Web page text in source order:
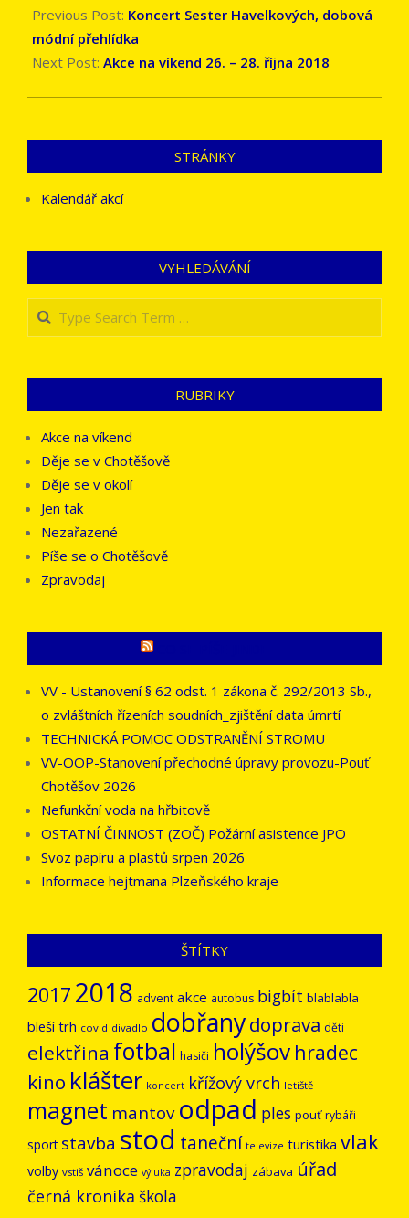
10-
22
Previous Post: Koncert Sester Havelkových, dobová
módní přehlídka
Next Post: Akce na víkend 26. – 28. října 2018
STRÁNKY
Kalendář akcí
VYHLEDÁVÁNÍ
Search
RUBRIKY
Akce na víkend
Děje se v Chotěšově
Děje se v okolí
Jen tak
Nezařazené
Píše se o Chotěšově
Zpravodaj
VV - Ustanovení § 62 odst. 1 zákona č. 292/2013 Sb.,
o zvláštních řízeních soudních_zjištění data úmrtí
TECHNICKÁ POMOC ODSTRANĚNÍ STROMU
VV-OOP-Stanovení přechodné úpravy provozu-Pouť
Chotěšov 2026
Nefunkční voda na hřbitově
OSTATNÍ ČINNOST (ZOČ) Požární asistence JPO
Svoz papíru a plastů srpen 2026
Informace hejtmana Plzeňského kraje
ŠTÍTKY
2017 2018 advent akce autobus bigbít blablabla
bleší trh covid divadlo dobřanydoprava děti
elektřina fotbal hasiči holýšov hradec
kino klášter koncert křížový vrch letiště
magnet mantov odpad ples pouť rybáři
sport stavba stod taneční televize turistika vlak
volby vstiš vánoce výluka zpravodaj zábava úřad
černá kronika škola